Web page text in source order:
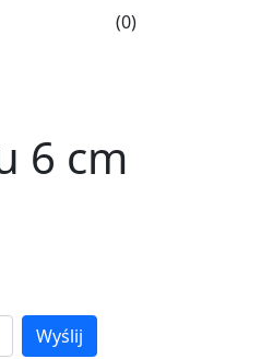
(0)
6 cm
Wyślij